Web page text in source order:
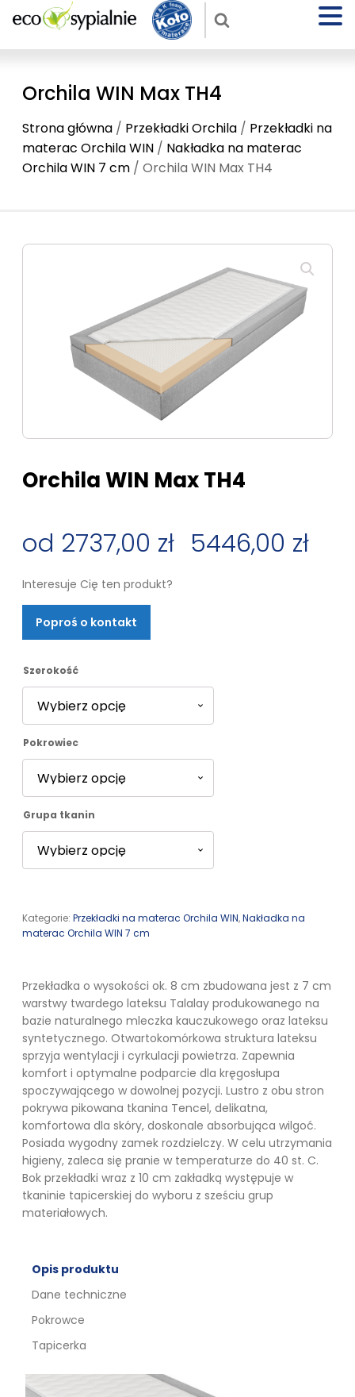
Orchila WIN Max TH4
Strona główna / Przekładki Orchila / Przekładki na
materac Orchila WIN / Nakładka na materac
Orchila WIN 7 cm / Orchila WIN Max TH4
Orchila WIN Max TH4
2737,00 zł 5446,00 zł
Zakres
cen:
od
2737,00 zł
do
5446,00 zł
Interesuje Cię ten produkt?
Poproś o kontakt
Szerokość
Pokrowiec
Grupa tkanin
Kategorie: Przekładki na materac Orchila WIN,Nakładka na
materac Orchila WIN 7 cm
Przekładka o wysokości ok. 8 cm zbudowana jest z 7 cm
warstwy twardego lateksu Talalay produkowanego na
bazie naturalnego mleczka kauczukowego oraz lateksu
syntetycznego. Otwartokomórkowa struktura lateksu
sprzyja wentylacji i cyrkulacji powietrza. Zapewnia
komfort i optymalne podparcie dla kręgosłupa
spoczywającego w dowolnej pozycji. Lustro z obu stron
pokrywa pikowana tkanina Tencel, delikatna,
komfortowa dla skóry, doskonale absorbująca wilgoć.
Posiada wygodny zamek rozdzielczy. W celu utrzymania
higieny, zaleca się pranie w temperaturze do 40 st. C.
Bok przekładki wraz z 10 cm zakładką występuje w
tkaninie tapicerskiej do wyboru z sześciu grup
materiałowych.
Opis produktu
Dane techniczne
Pokrowce
Tapicerka